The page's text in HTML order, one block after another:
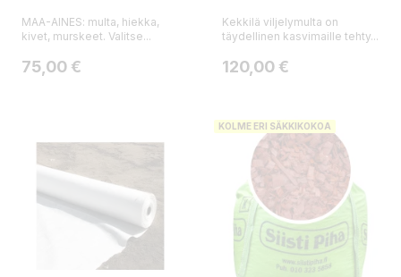
MAA-AINES: multa, hiekka,
kivet, murskeet. Valitse...
Hinta
75,00 €
Kekkilä viljelymulta on
täydellinen kasvimaille tehty...
Hinta
120,00 €
KOLME ERI SÄKKIKOKOA